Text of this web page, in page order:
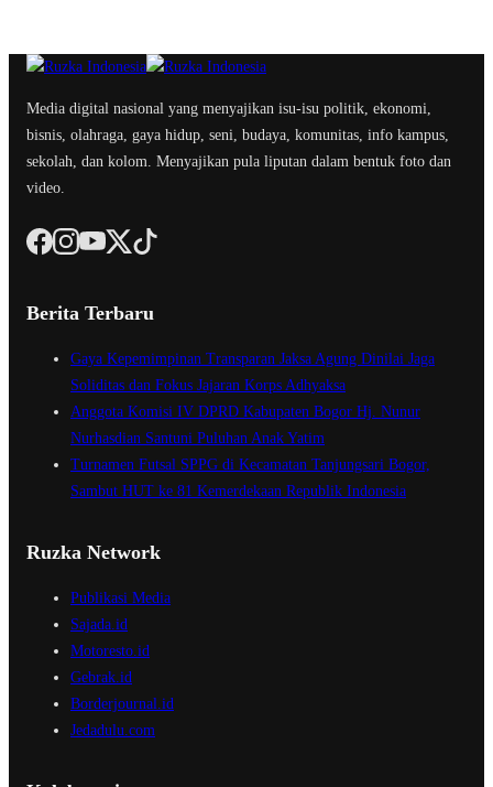
Media digital nasional yang menyajikan isu-isu politik, ekonomi,
bisnis, olahraga, gaya hidup, seni, budaya, komunitas, info kampus,
sekolah, dan kolom. Menyajikan pula liputan dalam bentuk foto dan
video.
Berita Terbaru
Gaya Kepemimpinan Transparan Jaksa Agung Dinilai Jaga
Soliditas dan Fokus Jajaran Korps Adhyaksa
Anggota Komisi IV DPRD Kabupaten Bogor Hj. Nunur
Nurhasdian Santuni Puluhan Anak Yatim
Turnamen Futsal SPPG di Kecamatan Tanjungsari Bogor,
Sambut HUT ke 81 Kemerdekaan Republik Indonesia
Ruzka Network
Publikasi Media
Sajada.id
Motoresto.id
Gebrak.id
Borderjournal.id
Jedadulu.com